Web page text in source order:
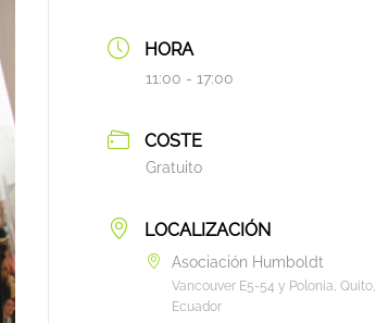
HORA
11:00 - 17:00
COSTE
Gratuito
LOCALIZACIÓN
Asociación Humboldt
Vancouver E5-54 y Polonia, Quito,
Ecuador